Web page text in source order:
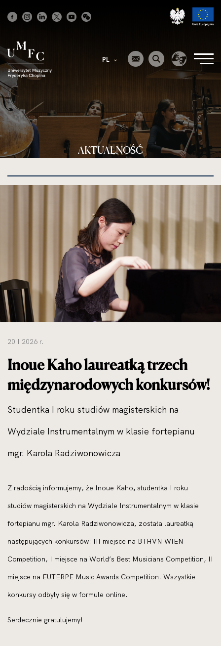
główna
PL
AKTUALNOŚĆ
spowoduje
powiększenie
zdjęcia
do
rozmiarów
oryginalnych
20 I 2026 r.
Inoue Kaho laureatką trzech
międzynarodowych konkursów!
Studentka I roku studiów magisterskich na
Wydziale Instrumentalnym w klasie fortepianu
mgr. Karola Radziwonowicza
Z radością informujemy, że Inoue Kaho, studentka I roku
studiów magisterskich na Wydziale Instrumentalnym w klasie
fortepianu mgr. Karola Radziwonowicza, została laureatką
następujących konkursów: III miejsce na BTHVN WIEN
Competition, I miejsce na World’s Best Musicians Competition, II
miejsce na EUTERPE Music Awards Competition. Wszystkie
konkursy odbyły się w formule online.
Serdecznie gratulujemy!